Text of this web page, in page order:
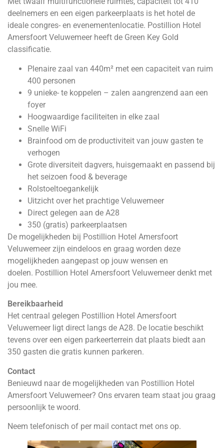
deelnemers en een eigen parkeerplaats is het hotel de
ideale congres- en evenementenlocatie. Postillion Hotel
Amersfoort Veluwemeer heeft de Green Key Gold
classificatie.
Plenaire zaal van 440m² met een capaciteit van ruim
400 personen
9 unieke- te koppelen – zalen aangrenzend aan een
foyer
Hoogwaardige faciliteiten in elke zaal
Snelle WiFi
Brainfood om de productiviteit van jouw gasten te
verhogen
Grote diversiteit dagvers, huisgemaakt en passend bij
het seizoen food & beverage
Rolstoeltoegankelijk
Uitzicht over het prachtige Veluwemeer
Direct gelegen aan de A28
350 (gratis) parkeerplaatsen
De mogelijkheden bij Postillion Hotel Amersfoort
Veluwemeer zijn eindeloos en graag worden deze
mogelijkheden aangepast op jouw wensen en
doelen. Postillion Hotel Amersfoort Veluwemeer denkt met
jou mee.
Bereikbaarheid
Het centraal gelegen Postillion Hotel Amersfoort
Veluwemeer ligt direct langs de A28. De locatie beschikt
tevens over een eigen parkeerterrein dat plaats biedt aan
350 gasten die gratis kunnen parkeren.
Contact
Benieuwd naar de mogelijkheden van Postillion Hotel
Amersfoort Veluwemeer? Ons ervaren team staat jou graag
persoonlijk te woord.
Neem telefonisch of per mail contact met ons op.